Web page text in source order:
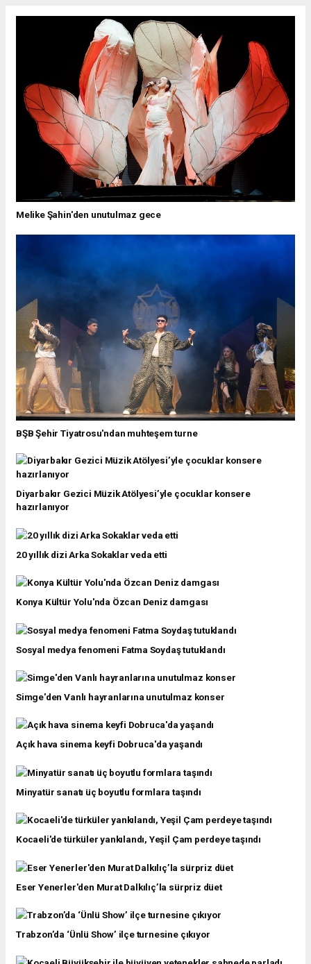
Melike Şahin'den unutulmaz gece
BŞB Şehir Tiyatrosu'ndan muhteşem turne
Diyarbakır Gezici Müzik Atölyesi’yle çocuklar konsere
hazırlanıyor
20 yıllık dizi Arka Sokaklar veda etti
Konya Kültür Yolu'nda Özcan Deniz damgası
Sosyal medya fenomeni Fatma Soydaş tutuklandı
Simge'den Vanlı hayranlarına unutulmaz konser
Açık hava sinema keyfi Dobruca'da yaşandı
Minyatür sanatı üç boyutlu formlara taşındı
Kocaeli'de türküler yankılandı, Yeşil Çam perdeye taşındı
Eser Yenerler'den Murat Dalkılıç’la sürpriz düet
Trabzon’da ‘Ünlü Show’ ilçe turnesine çıkıyor